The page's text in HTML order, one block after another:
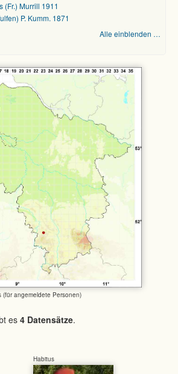
(Fr.) Murrill 1911
P. Kumm. 1871
Alle einblenden …
(für angemeldete Personen)
es 4 Datensätze.
Habitus